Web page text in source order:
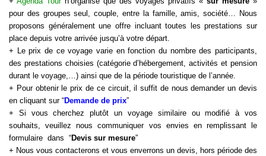
pour des groupes seul, couple, entre la famille, amis, société… Nous
proposons généralement une offre incluant toutes les prestations sur
place depuis votre arrivée jusqu’à votre départ.
+ Le prix de ce voyage varie en fonction du nombre des participants,
des prestations choisies (catégorie d’hébergement, activités et pension
durant le voyage,…) ainsi que de la période touristique de l’année.
+ Pour obtenir le prix de ce circuit, il suffit de nous demander un devis
en cliquant sur “Demande de prix”
+ Si vous cherchez plutôt un voyage similaire ou modifié à vos
souhaits, veuillez nous communiquer vos envies en remplissant le
formulaire dans “Devis sur mesure”
+ Nous vous contacterons et vous enverrons un devis, hors période des